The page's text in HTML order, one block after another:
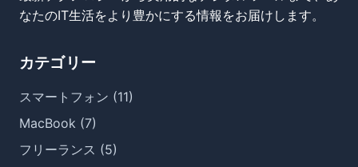
なたのIT生活をより豊かにする情報をお届けします。
カテゴリー
スマートフォン (11)
MacBook (7)
フリーランス (5)